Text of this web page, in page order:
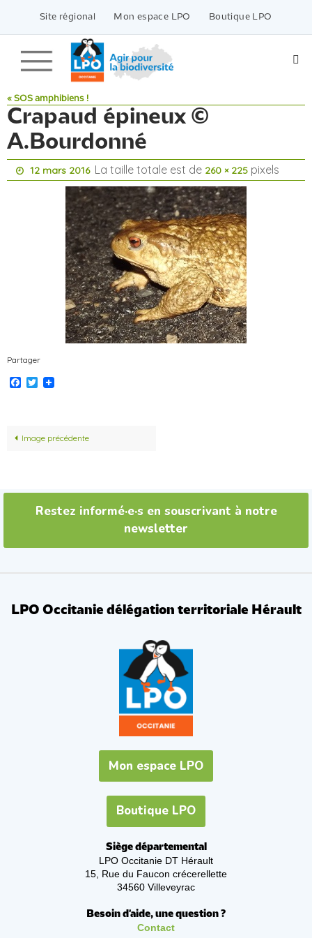
contenu
Site régional Mon espace LPO Boutique LPO
« SOS amphibiens !
Crapaud épineux ©
A.Bourdonné
12 mars 2016 La taille totale est de 260 × 225 pixels
Partager
Facebook
Twitter
Image précédente
Restez informé·e·s en souscrivant à notre
newsletter
LPO Occitanie délégation territoriale Hérault
Mon espace LPO
Boutique LPO
Siège départemental
LPO Occitanie DT Hérault
15, Rue du Faucon crécerellette
34560 Villeveyrac
Besoin d'aide, une question ?
Contact